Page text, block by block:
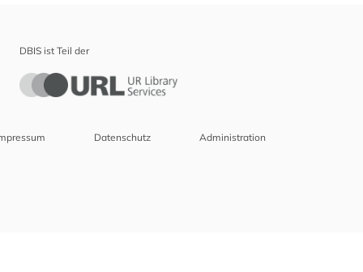
DBIS ist Teil der
Datenschutz Administration